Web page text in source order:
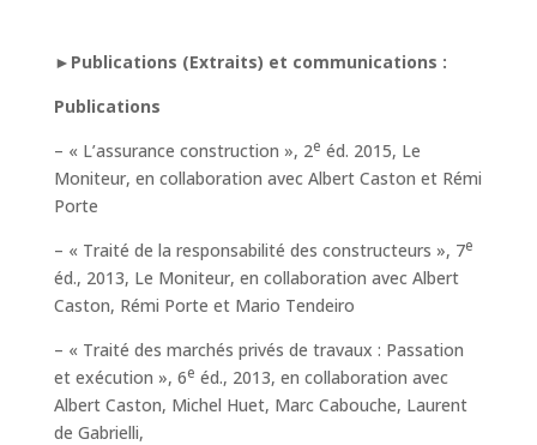
►Publications (Extraits) et communications :
Publications
– « L’assurance construction », 2e éd. 2015, Le
Moniteur, en collaboration avec Albert Caston et Rémi
Porte
– « Traité de la responsabilité des constructeurs », 7e
éd., 2013, Le Moniteur, en collaboration avec Albert
Caston, Rémi Porte et Mario Tendeiro
– « Traité des marchés privés de travaux : Passation
et exécution », 6e éd., 2013, en collaboration avec
Albert Caston, Michel Huet,‎ Marc Cabouche,‎ Laurent
de Gabrielli,‎